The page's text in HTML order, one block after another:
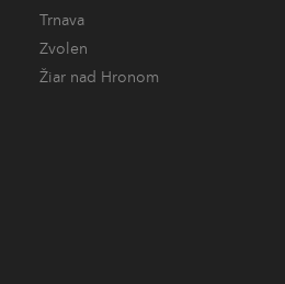
Trnava
Zvolen
Žiar nad Hronom